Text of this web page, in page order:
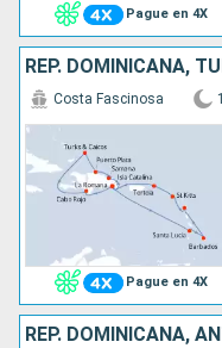
Pague en 4X
Pague en 4X
Costa Fascinosa
REP. DOMINICANA,